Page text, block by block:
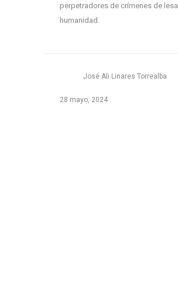
perpetradores de crímenes de lesa
humanidad.
José Ali Linares Torrealba
28 mayo, 2024